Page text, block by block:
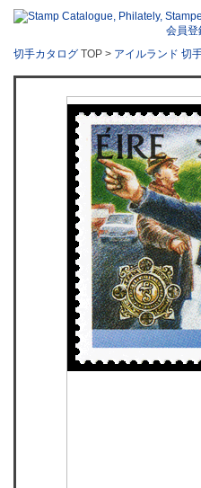
会員登
切手カタログ TOP > アイルランド 切